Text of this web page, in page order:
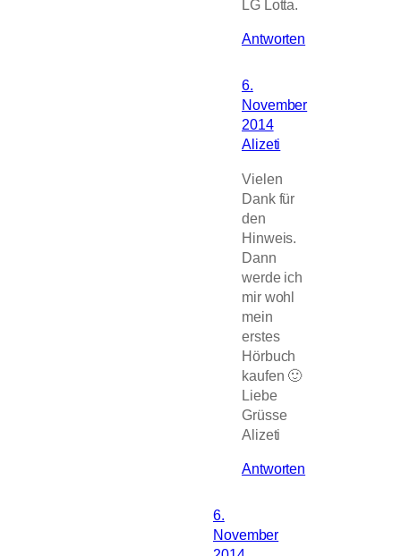
LG Lotta.
Antworten
6.
November
2014
Alizeti
Vielen
Dank für
den
Hinweis.
Dann
werde ich
mir wohl
mein
erstes
Hörbuch
kaufen 🙂
Liebe
Grüsse
Alizeti
Antworten
6.
November